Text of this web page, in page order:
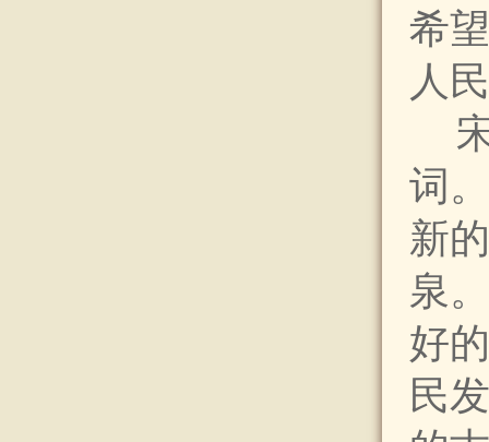
希
人
词
新
泉
好
民